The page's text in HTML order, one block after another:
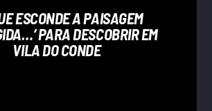
ESCONDE A PAISAGEM
PARA DESCOBRIR EM
VILA DO CONDE